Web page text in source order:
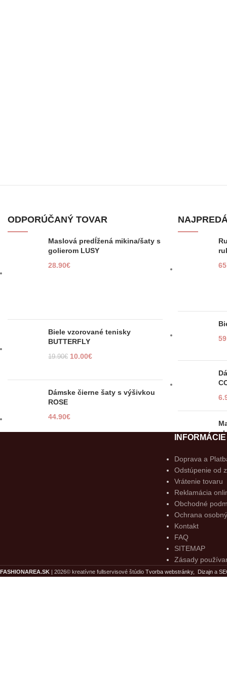
ODPORÚČANÝ TOVAR
Maslová predĺžená mikina/šaty s
golierom LUSY
28.90€
Biele vzorované tenisky
BUTTERFLY
19.90€ 10.00€
Dámske čierne šaty s výšivkou
ROSE
44.90€
Doprava a
Odstúpenie od
Vrátenie tovaru
Reklamácia
Obchodné
Ochrana
Kontakt
FAQ
SITEMAP
Zásady
FASHIONAREA.SK | 2026© kreatívne fullservisové štúdio Tvorba webstránky, Dizajn a